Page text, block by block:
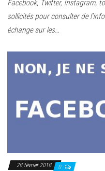
Facebook, Twitter, Instagram,
sollicités pour consulter de
échange sur les…
28 février 2018 0